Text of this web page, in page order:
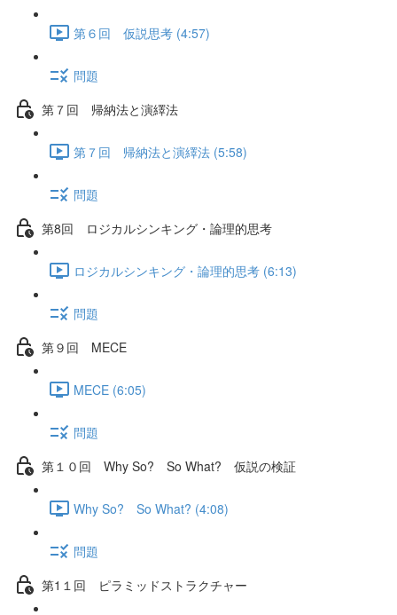
第６回 仮説思考 (4:57)
問題
第７回 帰納法と演繹法
第７回 帰納法と演繹法 (5:58)
問題
第8回 ロジカルシンキング・論理的思考
ロジカルシンキング・論理的思考 (6:13)
問題
第９回 MECE
MECE (6:05)
問題
第１０回 Why So? So What? 仮説の検証
Why So? So What? (4:08)
問題
第1１回 ピラミッドストラクチャー